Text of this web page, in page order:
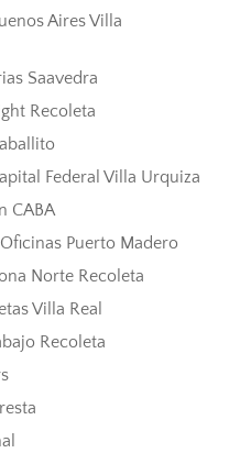
Aires Villa
Saavedra
Recoleta
Federal Villa Urquiza
CABA
Puerto Madero
Norte Recoleta
Villa Real
Recoleta